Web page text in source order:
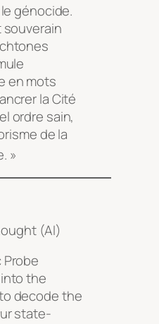
génocide.
souverain
en mots
la Cité
ordre sain,
de la
. »
(AI)
Probe
the
decode the
state-